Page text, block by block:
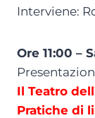
Interviene:
Ore 11:00 –
Il Teatro
Pratiche di